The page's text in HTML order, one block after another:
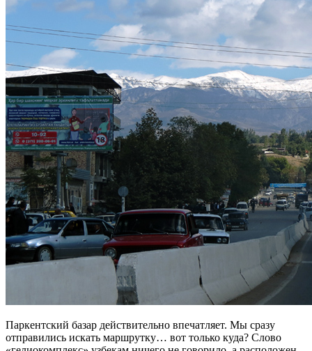
Паркентский базар действительно впечатляет. Мы сразу
отправились искать маршрутку… вот только куда? Слово